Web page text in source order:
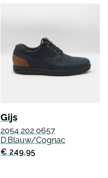
Gijs
2054 202 0657
D.Blauw/Cognac
€ 249.95